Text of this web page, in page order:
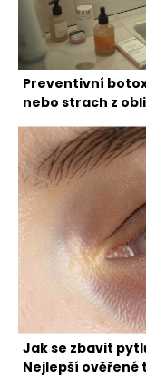
Preventivní
nebo strach z
Jak se zbavit
Nejlepší